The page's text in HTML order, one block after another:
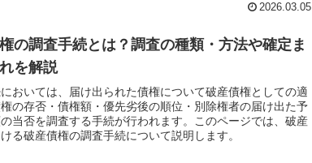
2026.03.05
の調査手続とは？調査の種類・方法や確定ま
を解説
おいては、届け出られた債権について破産債権としての適
の存否・債権額・優先劣後の順位・別除権者の届け出た予
当否を調査する手続が行われます。このページでは、破産
る破産債権の調査手続について説明します。